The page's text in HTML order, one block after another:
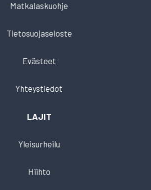
Matkalaskuohje
Tietosuojaseloste
Evästeet
Yhteystiedot
LAJIT
Yleisurheilu
Hiihto